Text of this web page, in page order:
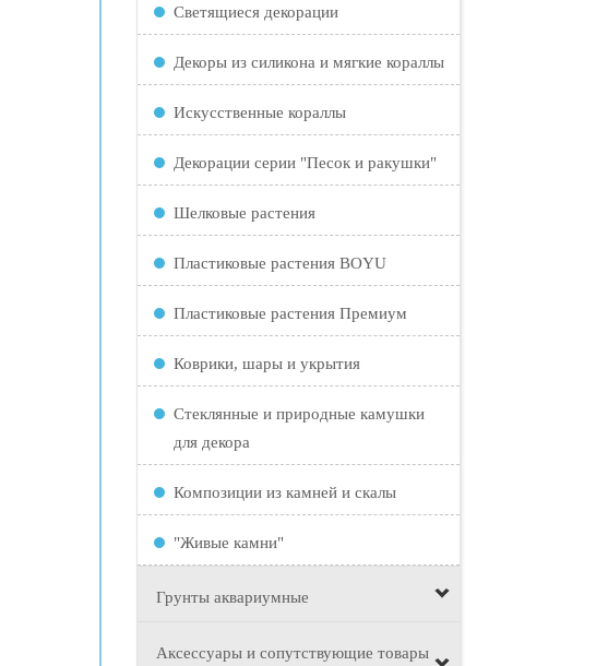
Светящиеся декорации
Декоры из силикона и мягкие кораллы
Искусственные кораллы
Декорации серии "Песок и ракушки"
Шелковые растения
Пластиковые растения BOYU
Пластиковые растения Премиум
Коврики, шары и укрытия
Стеклянные и природные камушки
для декора
Композиции из камней и скалы
"Живые камни"
Грунты аквариумные
Аксессуары и сопутствующие товары